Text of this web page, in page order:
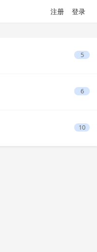
注册 登录
5
6
10